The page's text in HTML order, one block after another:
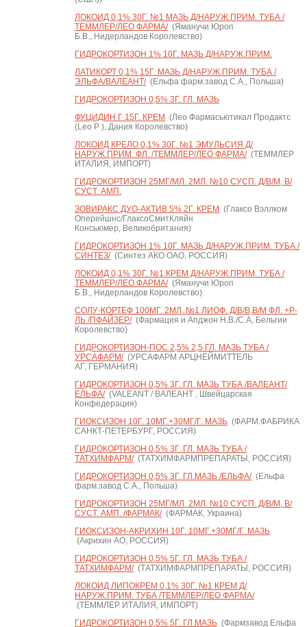
ЛОКОИД 0,1% 30Г. №1 МАЗЬ Д/НАРУЖ.ПРИМ. ТУБА /
ТЕММЛЕР/ЛЕО ФАРМА/(Яманучи Юроп
Б.В., Нидерландов Королевство)
ГИДРОКОРТИЗОН 1% 10Г. МАЗЬ Д/НАРУЖ.ПРИМ.
ЛАТИКОРТ 0,1% 15Г. МАЗЬ Д/НАРУЖ.ПРИМ. ТУБА /
ЭЛЬФА/ВАЛЕАНТ/(Ельфа фарм.завод С.А., Польша)
ГИДРОКОРТИЗОН 0,5% 3Г. ГЛ. МАЗЬ
ФУЦИДИН Г 15Г. КРЕМ (Лео Фармасьютикал Продактс
(Leo P ), Дания Королевство)
ЛОКОИД КРЕЛО 0,1% 30Г. №1 ЭМУЛЬСИЯ Д/
НАРУЖ.ПРИМ. ФЛ. /ТЕММЛЕР/ЛЕО ФАРМА/(ТЕММЛЕР
ИТАЛИЯ, ИМПОРТ)
ГИДРОКОРТИЗОН 25МГ/МЛ. 2МЛ. №10 СУСП. Д/В/М, В/
СУСТ. АМП.
ЗОВИРАКС ДУО-АКТИВ 5% 2Г. КРЕМ (Глаксо Вэллком
Оперейшнс/ГлаксоСмитКляйн
Консьюмер, Великобритания)
ГИДРОКОРТИЗОН 1% 10Г. МАЗЬ Д/НАРУЖ.ПРИМ. ТУБА /
СИНТЕЗ/(Синтез АКО ОАО, РОССИЯ)
ЛОКОИД 0,1% 30Г. №1 КРЕМ Д/НАРУЖ.ПРИМ. ТУБА /
ТЕММЛЕР/ЛЕО ФАРМА/(Яманучи Юроп
Б.В., Нидерландов Королевство)
СОЛУ-КОРТЕФ 100МГ. 2МЛ. №1 ЛИОФ. Д/В/В,В/М ФЛ. +Р-
ЛЬ /ПФАЙЗЕР/(Фармация и Апджон Н.В./С.А, Бельгии
Королевство)
ГИДРОКОРТИЗОН-ПОС 2,5% 2,5 ГЛ. МАЗЬ ТУБА /
УРСАФАРМ/(УРСАФАРМ АРЦНЕЙМИТТЕЛЬ
АГ, ГЕРМАНИЯ)
ГИДРОКОРТИЗОН 0,5% 3Г. ГЛ. МАЗЬ ТУБА /ВАЛЕАНТ/
ЕЛЬФА/(VALEANT / ВАЛЕАНТ , Швейцарская
Конфедерация)
ГИОКСИЗОН 10Г. 10МГ.+30МГ/Г. МАЗЬ(ФАРМ.ФАБРИКА
САНКТ-ПЕТЕРБУРГ, РОССИЯ)
ГИДРОКОРТИЗОН 0,5% 3Г. ГЛ. МАЗЬ ТУБА /
ТАТХИМФАРМ/(ТАТХИМФАРМПРЕПАРАТЫ, РОССИЯ)
ГИДРОКОРТИЗОН 0,5% 3Г. ГЛ.МАЗЬ /ЕЛЬФА/(Ельфа
фарм.завод С.А., Польша)
ГИДРОКОРТИЗОН 25МГ/МЛ. 2МЛ. №10 СУСП. Д/В/М, В/
СУСТ. АМП. /ФАРМАК/(ФАРМАК, Украина)
ГИОКСИЗОН-АКРИХИН 10Г. 10МГ.+30МГ/Г. МАЗЬ
(Акрихин АО, РОССИЯ)
ГИДРОКОРТИЗОН 0,5% 5Г. ГЛ. МАЗЬ ТУБА /
ТАТХИМФАРМ/(ТАТХИМФАРМПРЕПАРАТЫ, РОССИЯ)
ЛОКОИД ЛИПОКРЕМ 0,1% 30Г. №1 КРЕМ Д/
НАРУЖ.ПРИМ. ТУБА /ТЕММЛЕР/ЛЕО ФАРМА/
(ТЕММЛЕР ИТАЛИЯ, ИМПОРТ)
ГИДРОКОРТИЗОН 0,5% 5Г. ГЛ.МАЗЬ(Фармзавод Ельфа